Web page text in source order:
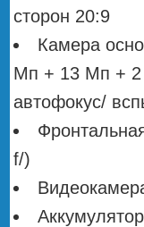
сторон 20:9
Камера
Мп + 13 Мп +
автофокус/
f/)